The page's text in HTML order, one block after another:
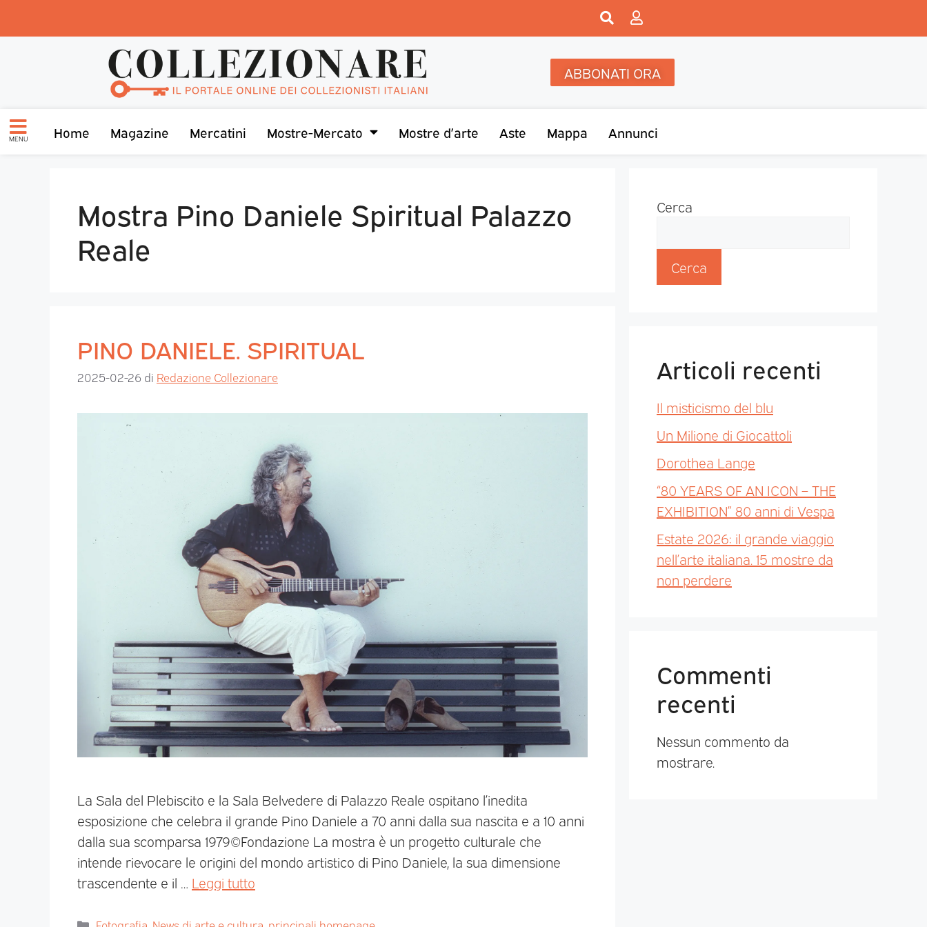
ABBONATI ORA
MENU Home Magazine Mercatini Mostre-Mercato Mostre d’arte Aste Mappa Annunci
Mostra Pino Daniele Spiritual Palazzo
Reale
PINO DANIELE. SPIRITUAL
2025-02-26 di Redazione Collezionare
La Sala del Plebiscito e la Sala Belvedere di Palazzo Reale ospitano l’inedita
esposizione che celebra il grande Pino Daniele a 70 anni dalla sua nascita e a 10 anni
dalla sua scomparsa 1979©Fondazione La mostra è un progetto culturale che
intende rievocare le origini del mondo artistico di Pino Daniele, la sua dimensione
trascendente e il … Leggi tutto
Cerca
Cerca
Articoli recenti
Il misticismo del blu
Un Milione di Giocattoli
Dorothea Lange
“80 YEARS OF AN ICON – THE
EXHIBITION” 80 anni di Vespa
Estate 2026: il grande viaggio
nell’arte italiana. 15 mostre da
non perdere
Commenti
recenti
Nessun commento da
mostrare.